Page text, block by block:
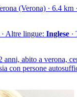
(Verona) · 6.4 km
· Altre lingue: Inglese ·
anni, abito a verona,
con persone